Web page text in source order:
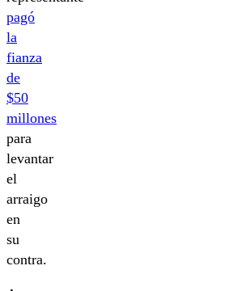
pagó
la
fianza
de
$50
millones
para
levantar
el
arraigo
en
su
contra.